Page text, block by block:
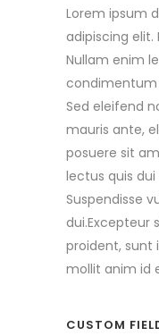
Lorem ipsum
adipiscing elit.
Nullam enim
condimentum
Sed eleifend
mauris ante,
posuere sit
lectus quis
Suspendisse
proident, sunt
mollit anim id
CUSTOM